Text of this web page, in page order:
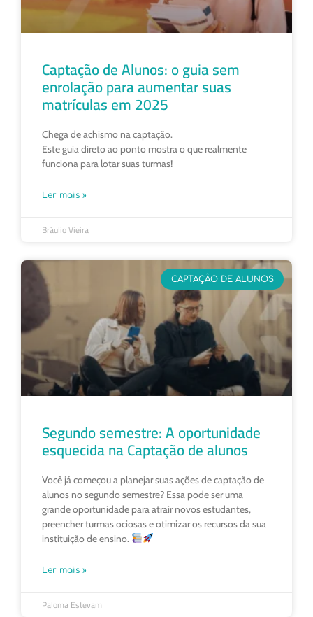
Captação de Alunos: o guia sem
enrolação para aumentar suas
matrículas em 2025
Chega de achismo na captação.
Este guia direto ao ponto mostra o que realmente
funciona para lotar suas turmas!
Ler mais »
Bráulio Vieira
CAPTAÇÃO DE ALUNOS
Segundo semestre: A oportunidade
esquecida na Captação de alunos
Você já começou a planejar suas ações de captação de
alunos no segundo semestre? Essa pode ser uma
grande oportunidade para atrair novos estudantes,
preencher turmas ociosas e otimizar os recursos da sua
instituição de ensino.
Ler mais »
Paloma Estevam